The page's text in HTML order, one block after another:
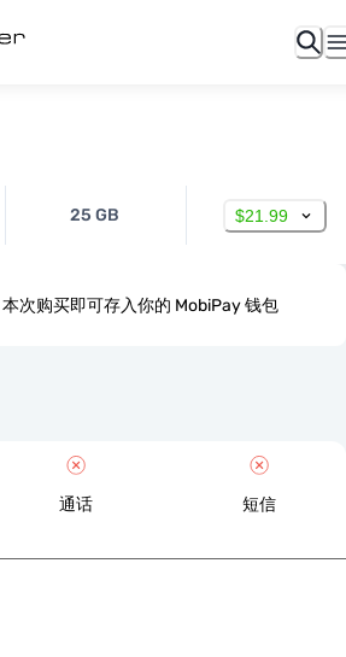
25 GB $21.99
本次购买即可存入你的 MobiPay 钱包
通话 短信